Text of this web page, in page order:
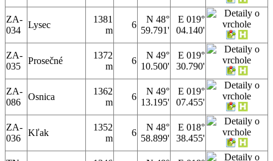
ZA-
034
Lysec
1381
m
6
N 48°
59.791'
E 019°
04.140'
ZA-
035
Prosečné
1372
m
6
N 49°
10.500'
E 019°
30.790'
ZA-
086
Osnica
1362
m
6
N 49°
13.195'
E 019°
07.455'
ZA-
036
Kľak
1352
m
6
N 48°
58.899'
E 018°
38.455'